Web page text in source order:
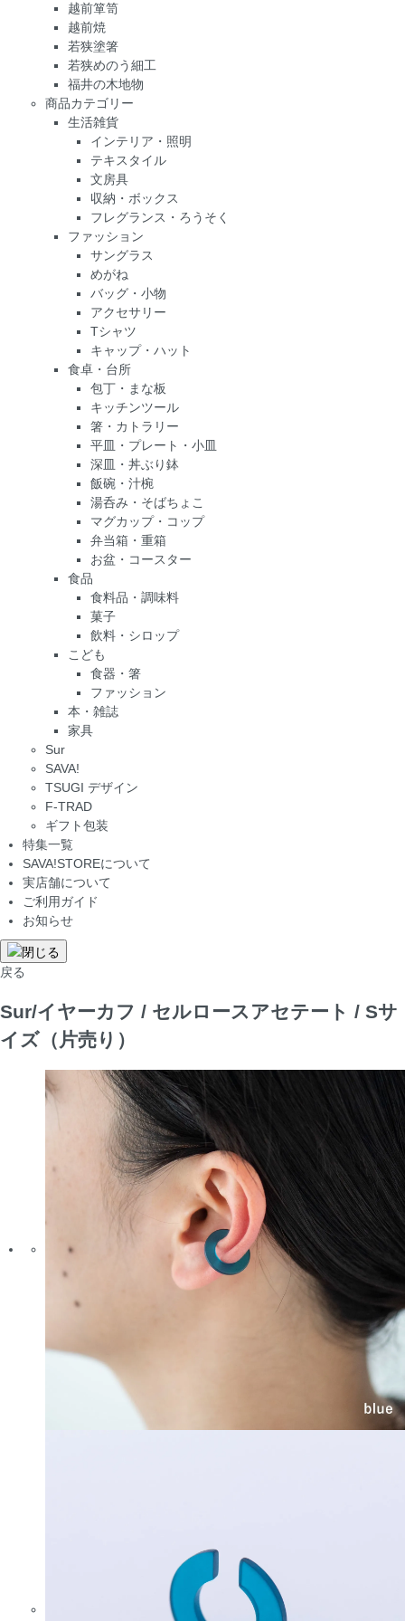
越前箪笥
越前焼
若狭塗箸
若狭めのう細工
福井の木地物
商品カテゴリー
生活雑貨
インテリア・照明
テキスタイル
文房具
収納・ボックス
フレグランス・ろうそく
ファッション
サングラス
めがね
バッグ・小物
アクセサリー
Tシャツ
キャップ・ハット
食卓・台所
包丁・まな板
キッチンツール
箸・カトラリー
平皿・プレート・小皿
深皿・丼ぶり鉢
飯碗・汁椀
湯呑み・そばちょこ
マグカップ・コップ
弁当箱・重箱
お盆・コースター
食品
食料品・調味料
菓子
飲料・シロップ
こども
食器・箸
ファッション
本・雑誌
家具
Sur
SAVA!
TSUGI デザイン
F-TRAD
ギフト包装
特集一覧
SAVA!STOREについて
実店舗について
ご利用ガイド
お知らせ
戻る
Sur/イヤーカフ / セルロースアセテート / Sサ
イズ（片売り）